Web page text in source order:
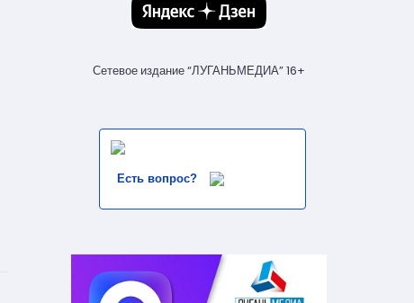
Сетевое издание “ЛУГАНЬМЕДИА” 16+
Есть вопрос?